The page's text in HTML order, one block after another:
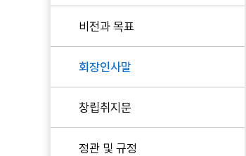
역대임원
KWMS 후원
비전과 목표
회장인사말
창립취지문
정관 및 규정